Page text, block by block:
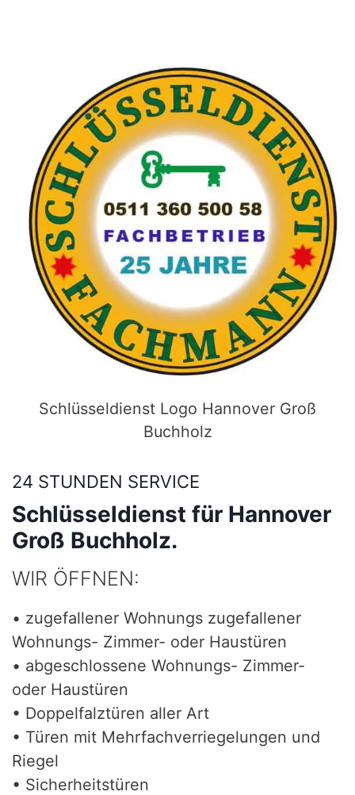
Schlüsseldienst Logo Hannover Groß
Buchholz
24 STUNDEN SERVICE
Schlüsseldienst für Hannover
Groß Buchholz.
WIR ÖFFNEN:
• zugefallener Wohnungs zugefallener
Wohnungs- Zimmer- oder Haustüren
• abgeschlossene Wohnungs- Zimmer-
oder Haustüren
• Doppelfalztüren aller Art
• Türen mit Mehrfachverriegelungen und
Riegel
• Sicherheitstüren